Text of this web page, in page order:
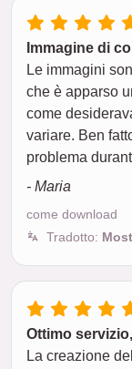
Immagine di
Le immagini
che è apparso
come
variare. Ben
problema
- Maria
come download
Tradotto:
Ottimo
La creazione